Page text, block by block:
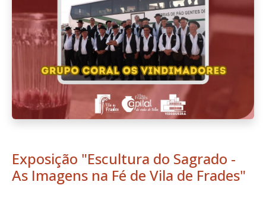
Exposição "Escultura do Sagrado -
As Imagens na Fé de Vila de Frades"